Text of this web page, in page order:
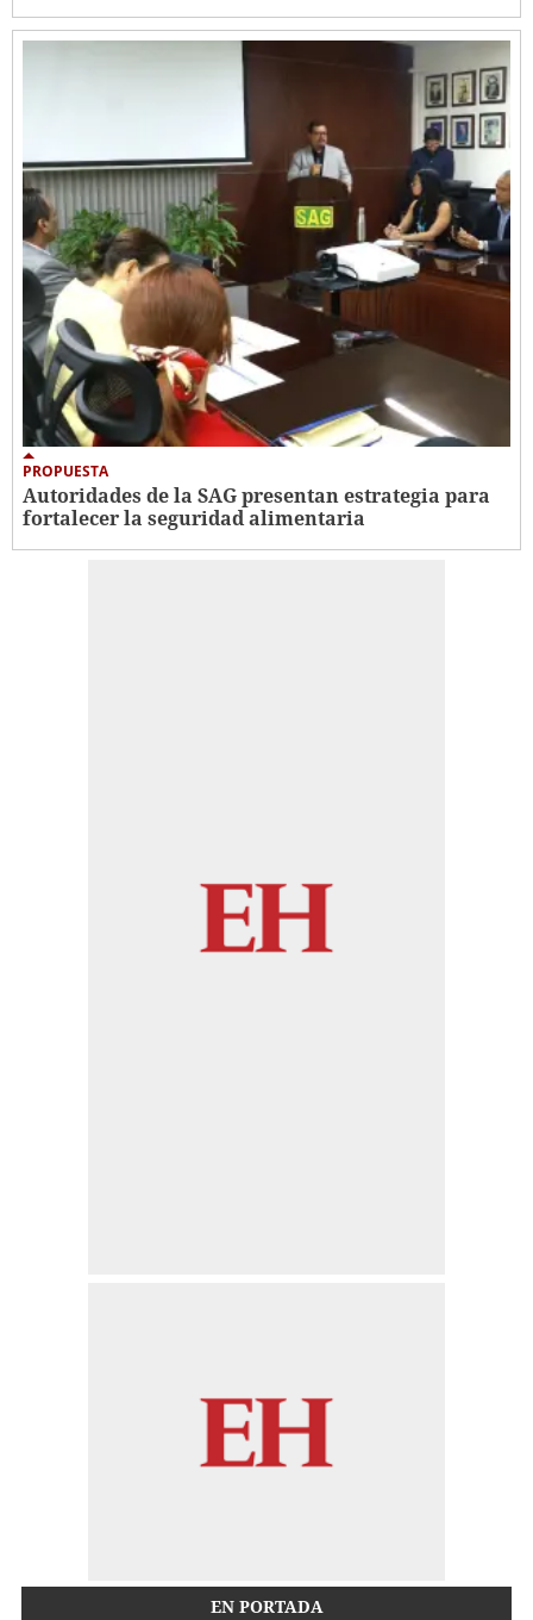
PROPUESTA
Autoridades de la SAG presentan estrategia para
fortalecer la seguridad alimentaria
EN PORTADA